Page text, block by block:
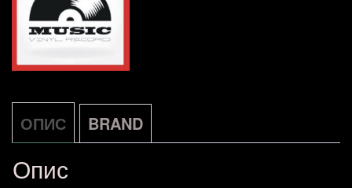
(LP)
ОПИС BRAND
Опис